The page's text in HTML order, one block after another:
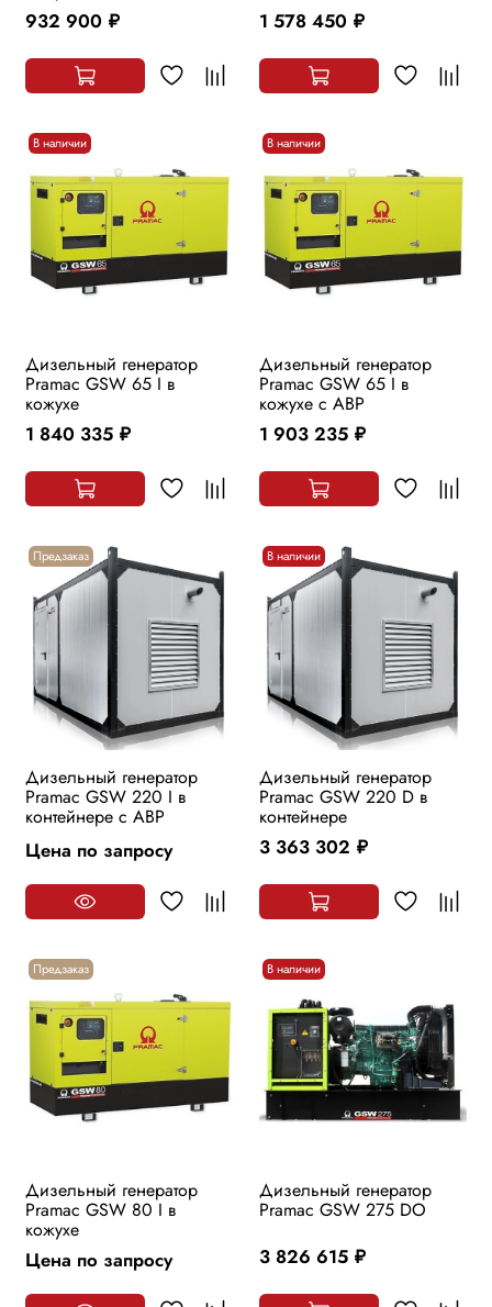
932 900 руб. 1 578 450 руб.
В наличии
Дизельный генератор
Pramac GSW 65 I в
кожухе
1 840 335 руб.
В наличии
Дизельный генератор
Pramac GSW 65 I в
кожухе с АВР
1 903 235 руб.
Предзаказ
Дизельный генератор
Pramac GSW 220 I в
контейнере с АВР
Цена по запросу
В наличии
Дизельный генератор
Pramac GSW 220 D в
контейнере
3 363 302 руб.
Предзаказ
Дизельный генератор
Pramac GSW 80 I в
кожухе
Цена по запросу
В наличии
Дизельный генератор
Pramac GSW 275 DO
3 826 615 руб.